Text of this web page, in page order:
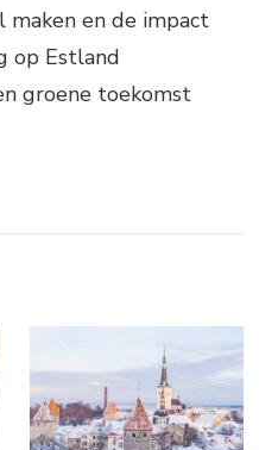
maken en de impact
op Estland
groene toekomst